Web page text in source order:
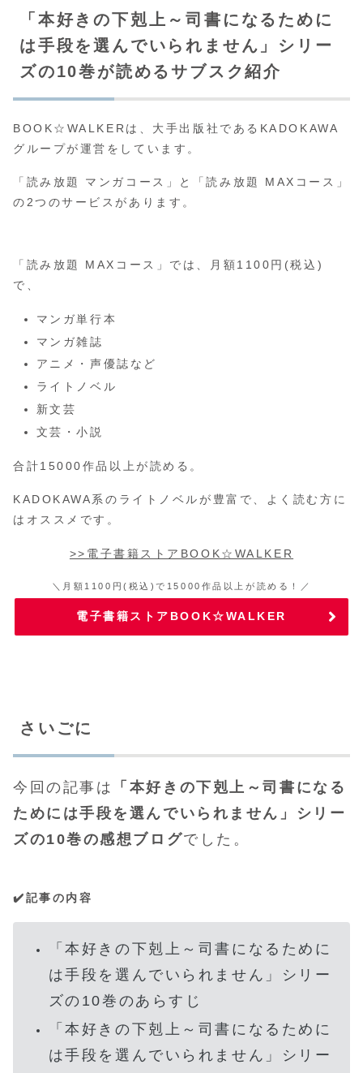
「本好きの下剋上～司書になるために
は手段を選んでいられません」シリー
ズの10巻が読めるサブスク紹介
BOOK☆WALKERは、大手出版社であるKADOKAWA
グループが運営をしています。
「読み放題 マンガコース」と「読み放題 MAXコース」
の2つのサービスがあります。
「読み放題 MAXコース」では、月額1100円(税込)
で、
マンガ単行本
マンガ雑誌
アニメ・声優誌など
ライトノベル
新文芸
文芸・小説
合計15000作品以上が読める。
KADOKAWA系のライトノベルが豊富で、よく読む方に
はオススメです。
>>電子書籍ストアBOOK☆WALKER
＼月額1100円(税込)で15000作品以上が読める！／
電子書籍ストアBOOK☆WALKER
さいごに
今回の記事は
「本好きの下剋上～司書になる
ためには手段を選んでいられません」シリー
ズの10巻の感想ブログでした。
✔️記事の内容
「本好きの下剋上～司書になるために
は手段を選んでいられません」シリー
ズの10巻のあらすじ
「本好きの下剋上～司書になるために
は手段を選んでいられません」シリー